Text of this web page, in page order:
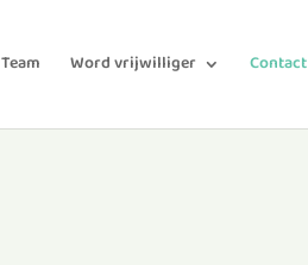
Team Word vrijwilliger Contact